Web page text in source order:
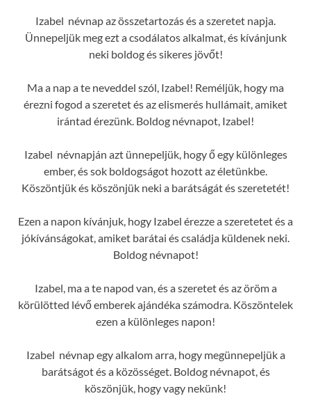
Izabel névnap az összetartozás és a szeretet napja.
Ünnepeljük meg ezt a csodálatos alkalmat, és kívánjunk
neki boldog és sikeres jövőt!
Ma a nap a te neveddel szól, Izabel! Reméljük, hogy ma
érezni fogod a szeretet és az elismerés hullámait, amiket
irántad érezünk. Boldog névnapot, Izabel!
Izabel névnapján azt ünnepeljük, hogy ő egy különleges
ember, és sok boldogságot hozott az életünkbe.
Köszöntjük és köszönjük neki a barátságát és szeretetét!
Ezen a napon kívánjuk, hogy Izabel érezze a szeretetet és a
jókívánságokat, amiket barátai és családja küldenek neki.
Boldog névnapot!
Izabel, ma a te napod van, és a szeretet és az öröm a
körülötted lévő emberek ajándéka számodra. Köszöntelek
ezen a különleges napon!
Izabel névnap egy alkalom arra, hogy megünnepeljük a
barátságot és a közösséget. Boldog névnapot, és
köszönjük, hogy vagy nekünk!